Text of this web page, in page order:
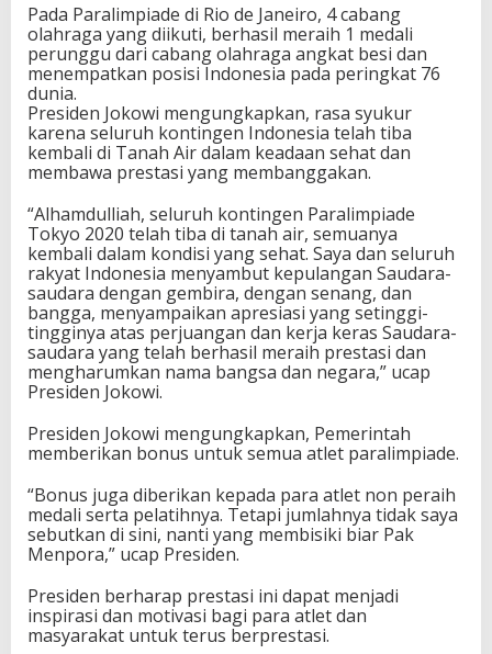
i
m
p
i
d
e
T
o
y
o
Pada Paralimpiade di Rio de Janeiro, 4 cabang
olahraga yang diikuti, berhasil meraih 1 medali
perunggu dari cabang olahraga angkat besi dan
menempatkan posisi Indonesia pada peringkat 76
dunia.
Presiden Jokowi mengungkapkan, rasa syukur
karena seluruh kontingen Indonesia telah tiba
kembali di Tanah Air dalam keadaan sehat dan
membawa prestasi yang membanggakan.
“Alhamdulliah, seluruh kontingen Paralimpiade
Tokyo 2020 telah tiba di tanah air, semuanya
kembali dalam kondisi yang sehat. Saya dan seluruh
rakyat Indonesia menyambut kepulangan Saudara-
saudara dengan gembira, dengan senang, dan
bangga, menyampaikan apresiasi yang setinggi-
tingginya atas perjuangan dan kerja keras Saudara-
saudara yang telah berhasil meraih prestasi dan
mengharumkan nama bangsa dan negara,” ucap
Presiden Jokowi.
Presiden Jokowi mengungkapkan, Pemerintah
memberikan bonus untuk semua atlet paralimpiade.
“Bonus juga diberikan kepada para atlet non peraih
medali serta pelatihnya. Tetapi jumlahnya tidak saya
sebutkan di sini, nanti yang membisiki biar Pak
Menpora,” ucap Presiden.
Presiden berharap prestasi ini dapat menjadi
inspirasi dan motivasi bagi para atlet dan
masyarakat untuk terus berprestasi.